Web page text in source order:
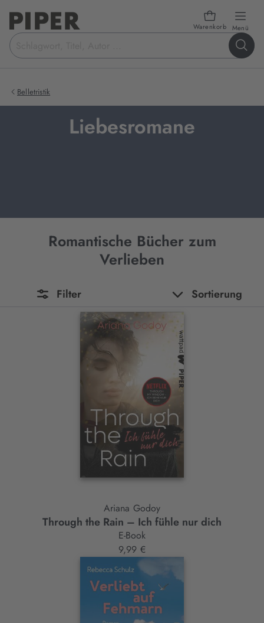
Warenkorb Menü
Suchbegriff
eingeben
Belletristik
Liebesromane
Romantische Bücher zum
Verlieben
Filter Sortierung
Ariana Godoy
Through the Rain – Ich fühle nur dich
E-Book
9,99 €